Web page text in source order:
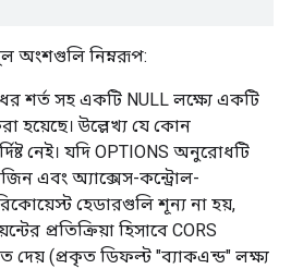
অংশগুলি নিম্নরূপ:
শর্ত সহ একটি NULL লক্ষ্যে একটি
হয়েছে। উল্লেখ্য যে কোন
নেই। যদি OPTIONS অনুরোধটি
এবং অ্যাক্সেস-কন্ট্রোল-
হেডারগুলি শূন্য না হয়,
প্রতিক্রিয়া হিসাবে CORS
দেয় (প্রকৃত ডিফল্ট "ব্যাকএন্ড" লক্ষ্য